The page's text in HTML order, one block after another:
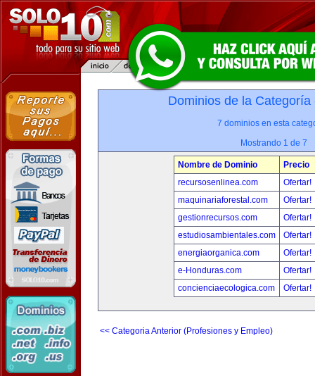
Dominios de la
7 dominios en esta
Mostrando 1 de 7
Nombre de Dominio
Precio
recursosenlinea.com
Ofertar!
maquinariaforestal.com
Ofertar!
gestionrecursos.com
Ofertar!
estudiosambientales.com
Ofertar!
energiaorganica.com
Ofertar!
e-Honduras.com
Ofertar!
concienciaecologica.com
Ofertar!
<< Categoria Anterior (Profesiones y Empleo)